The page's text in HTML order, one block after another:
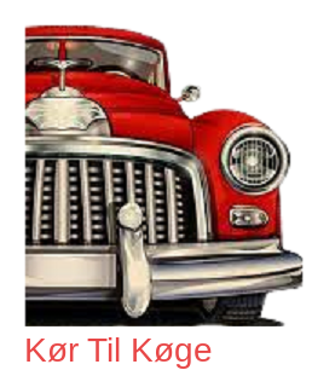
indhold
Kør Til Køge